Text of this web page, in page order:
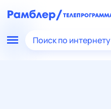
Поиск по интернету